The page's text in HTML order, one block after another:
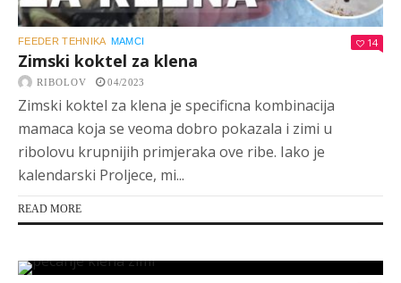
FEEDER TEHNIKA MAMCI 14
Zimski koktel za klena
RIBOLOV 04/2023
Zimski koktel za klena je specificna kombinacija
mamaca koja se veoma dobro pokazala i zimi u
ribolovu krupnijih primjeraka ove ribe. Iako je
kalendarski Proljece, mi...
READ MORE